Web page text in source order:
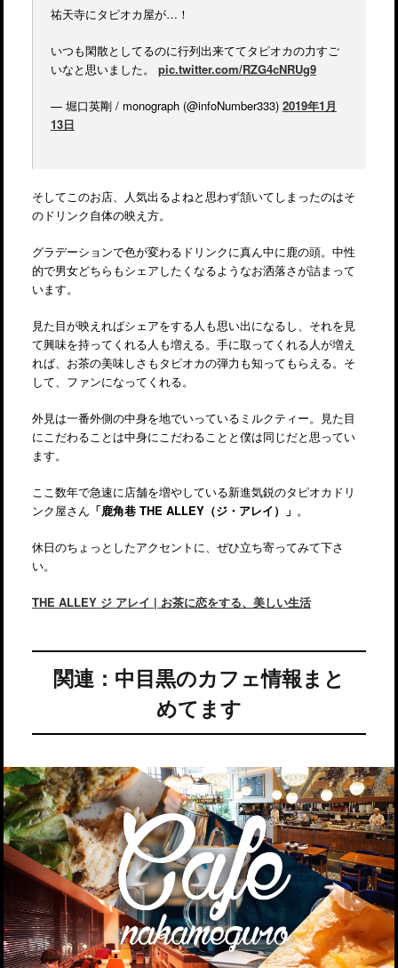
祐天寺にタピオカ屋が…！
いつも閑散としてるのに行列出来ててタピオカの力すご
いなと思いました。 pic.twitter.com/RZG4cNRUg9
— 堀口英剛 / monograph (@infoNumber333) 2019年1月
13日
そしてこのお店、人気出るよねと思わず頷いてしまったのはそ
のドリンク自体の映え方。
グラデーションで色が変わるドリンクに真ん中に鹿の頭。中性
的で男女どちらもシェアしたくなるようなお洒落さが詰まって
います。
見た目が映えればシェアをする人も思い出になるし、それを見
て興味を持ってくれる人も増える。手に取ってくれる人が増え
れば、お茶の美味しさもタピオカの弾力も知ってもらえる。そ
して、ファンになってくれる。
外見は一番外側の中身を地でいっているミルクティー。見た目
にこだわることは中身にこだわることと僕は同じだと思ってい
ます。
ここ数年で急速に店舗を増やしている新進気鋭のタピオカドリ
ンク屋さん 「鹿角巷 THE ALLEY（ジ・アレイ）」 。
休日のちょっとしたアクセントに、ぜひ立ち寄ってみて下さ
い。
THE ALLEY ジ アレイ | お茶に恋をする、美しい生活
関連：中目黒のカフェ情報まと
めてます